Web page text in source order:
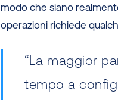
modo che siano
operazioni richiede
“La maggior
tempo a